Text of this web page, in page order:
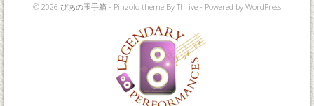
© 2026 ぴあの玉手箱 - Pinzolo theme By Thrive - Powered by WordPress